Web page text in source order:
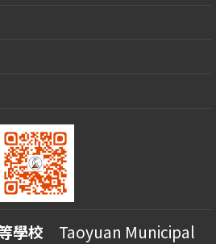
學校 Taoyuan Municipal